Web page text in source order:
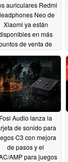
auriculares Redmi
Neo de
Xiaomi ya están
en más
de venta de
06/18/2026
Fosi Audio lanza la
de sonido para
C3 con mejora
de pasos y el
AMP para juegos